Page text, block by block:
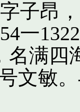
子昂
一
名满四
文敏